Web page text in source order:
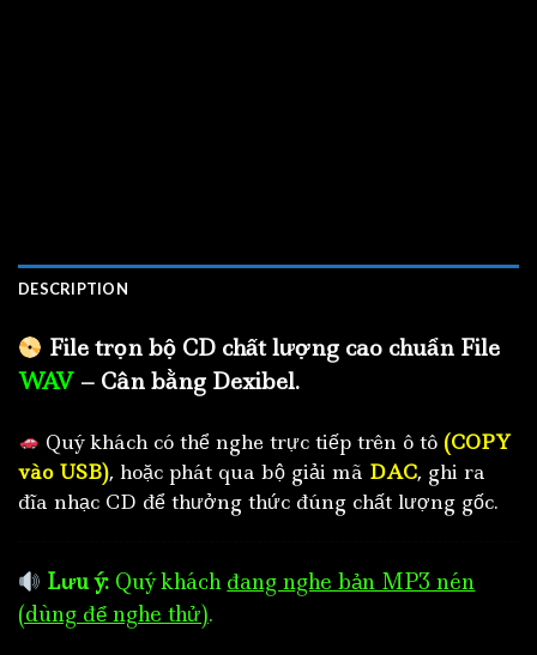
DESCRIPTION
File trọn bộ CD chất lượng cao chuẩn File
WAV – Cân bằng Dexibel.
Quý khách có thể nghe trực tiếp trên ô tô (COPY
vào USB), hoặc phát qua bộ giải mã DAC, ghi ra
đĩa nhạc CD để thưởng thức đúng chất lượng gốc.
Lưu ý: Quý khách đang nghe bản MP3 nén
(dùng để nghe thử).